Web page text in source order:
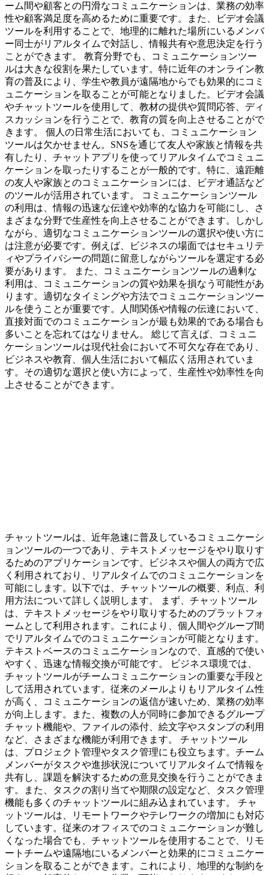
ーム間や顧客との円滑なコミュニケーションは、業務の効率
性や顧客満足度を高めるために重要です。また、ビデオ会議
ツールを利用することで、地理的に離れた場所にいるメンバ
ー同士がリアルタイムで対話し、情報共有や意思決定を行う
ことができます。 教育分野でも、コミュニケーションツー
ルは大きな役割を果たしています。特に近年のオンライン教
育の普及により、学生や教員が遠隔地からでも効果的にコミ
ュニケーションを取ることが可能となりました。ビデオ会議
やチャットツールを使用して、教材の提供や質問応答、ディ
スカッションを行うことで、教育の質を向上させることがで
きます。 個人の日常生活においても、コミュニケーション
ツールは欠かせません。SNSを通じて友人や家族と情報を共
有したり、チャットアプリを使ってリアルタイムでコミュニ
ケーションを取ったりすることが一般的です。特に、遠距離
の友人や家族とのコミュニケーションには、ビデオ通話など
のツールが活用されています。 コミュニケーションツール
の利用は、情報の迅速な伝達や効率的な協力を可能にし、さ
まざまな分野で生産性を向上させることができます。しかし
ながら、適切なコミュニケーションツールの選択や使い方に
は注意が必要です。例えば、ビジネスの場面ではセキュリテ
ィやプライバシーの問題に留意しながらツールを選定する必
要があります。 また、コミュニケーションツールの過剰な
利用は、コミュニケーションの質や効果を損なう可能性があ
ります。適切なタイミングや方法でコミュニケーションツー
ルを使うことが重要です。人間関係や情報の伝達において、
直接対面でのコミュニケーションが最も効果的である場合も
多いことを忘れてはなりません。 総じて言えば、コミュニ
ケーションツールは現代社会において不可欠な存在であり、
ビジネスや教育、個人生活において幅広く活用されていま
す。その適切な選択と使い方によって、生産性や効率性を向
上させることができます。
チャットツールは、近年急速に普及しているコミュニケーシ
ョンツールの一つであり、テキストメッセージをやり取りす
るためのアプリケーションです。ビジネスや個人の両方で広
く利用されており、リアルタイムでのコミュニケーションを
可能にします。以下では、チャットツールの概要、利点、利
用方法について詳しく説明します。 まず、チャットツール
は、テキストメッセージをやり取りするためのプラットフォ
ームとして利用されます。これにより、個人間やグループ間
でリアルタイムでのコミュニケーションが可能となります。
テキストベースのコミュニケーションなので、直感的で使い
やすく、迅速な情報交換が可能です。 ビジネス環境では、
チャットツールがチームコミュニケーションの重要な手段と
して活用されています。従来のメールよりもリアルタイム性
が高く、コミュニケーションの返信が速いため、業務の効率
が向上します。また、複数の人が同時に参加できるグループ
チャット機能や、ファイルの添付、絵文字やスタンプの利用
など、さまざまな機能が利用できます。 チャットツール
は、プロジェクト管理やタスク管理にも役立ちます。チーム
メンバーがタスクや進捗状況についてリアルタイムで情報を
共有し、課題を解決するための意見交換を行うことができま
す。また、タスクの割り当てや期限の設定など、タスク管理
機能も多くのチャットツールに組み込まれています。 チャ
ットツールは、リモートワークやテレワークの増加にも対応
しています。従来のオフィスでのコミュニケーションが難し
くなった場合でも、チャットツールを使用することで、リモ
ートチームや遠隔地にいるメンバーと効果的にコミュニケー
ションを取ることができます。これにより、地理的な制約を